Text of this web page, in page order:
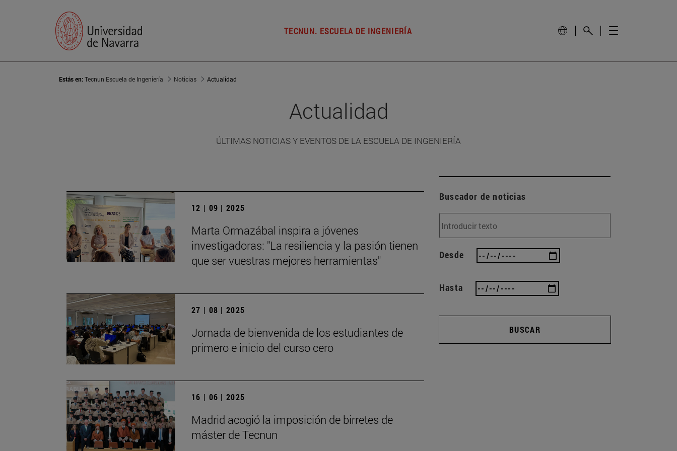
TECNUN. ESCUELA DE INGENIERÍA
Estás en:Tecnun Escuela de Ingeniería Noticias Actualidad
Actualidad
ÚLTIMAS NOTICIAS Y EVENTOS DE LA ESCUELA DE INGENIERÍA
12 | 09 | 2025
Marta Ormazábal inspira a jóvenes
investigadoras: "La resiliencia y la pasión tienen
que ser vuestras mejores herramientas"
27 | 08 | 2025
Jornada de bienvenida de los estudiantes de
primero e inicio del curso cero
16 | 06 | 2025
Madrid acogió la imposición de birretes de
máster de Tecnun
Buscador de noticias
Desde
Hasta
BUSCAR